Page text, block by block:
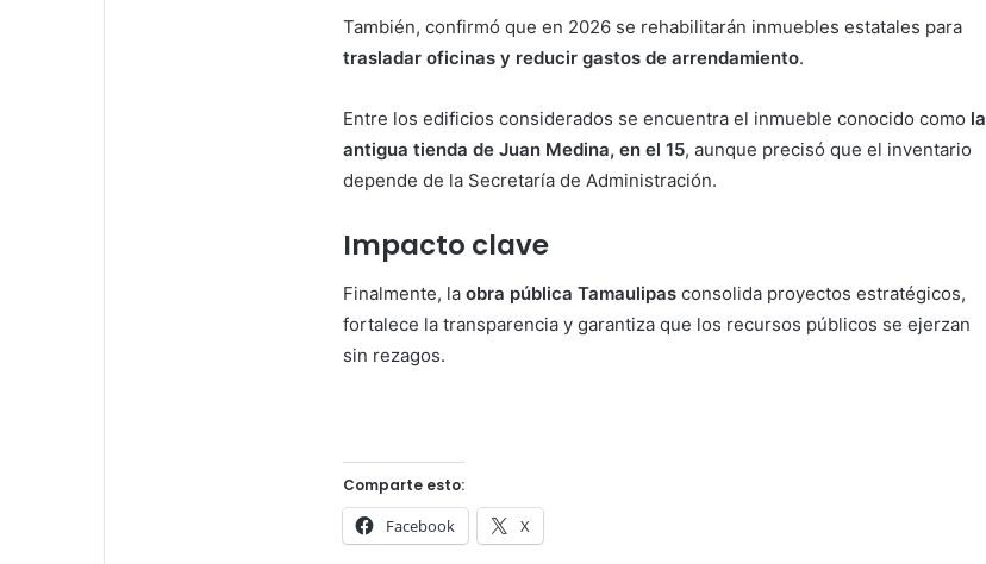
También, confirmó que en 2026 se rehabilitarán inmuebles estatales para
trasladar oficinas y reducir gastos de arrendamiento.
Entre los edificios considerados se encuentra el inmueble conocido como la
antigua tienda de Juan Medina, en el 15, aunque precisó que el inventario
depende de la Secretaría de Administración.
Impacto clave
Finalmente, la obra pública Tamaulipas consolida proyectos estratégicos,
fortalece la transparencia y garantiza que los recursos públicos se ejerzan
sin rezagos.
Comparte esto:
Facebook X